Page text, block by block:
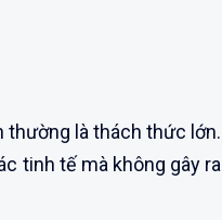
thường là thách thức lớn.
tinh tế mà không gây ra